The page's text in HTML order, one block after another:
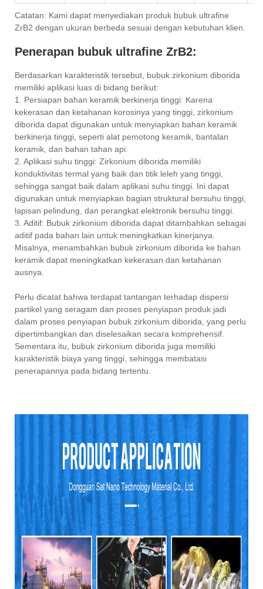
Catatan: Kami dapat menyediakan produk bubuk ultrafine
ZrB2 dengan ukuran berbeda sesuai dengan kebutuhan klien.
Penerapan bubuk ultrafine ZrB2:
Berdasarkan karakteristik tersebut, bubuk zirkonium diborida
memiliki aplikasi luas di bidang berikut:
1. Persiapan bahan keramik berkinerja tinggi: Karena
kekerasan dan ketahanan korosinya yang tinggi, zirkonium
diborida dapat digunakan untuk menyiapkan bahan keramik
berkinerja tinggi, seperti alat pemotong keramik, bantalan
keramik, dan bahan tahan api.
2. Aplikasi suhu tinggi: Zirkonium diborida memiliki
konduktivitas termal yang baik dan titik leleh yang tinggi,
sehingga sangat baik dalam aplikasi suhu tinggi. Ini dapat
digunakan untuk menyiapkan bagian struktural bersuhu tinggi,
lapisan pelindung, dan perangkat elektronik bersuhu tinggi.
3. Aditif: Bubuk zirkonium diborida dapat ditambahkan sebagai
aditif pada bahan lain untuk meningkatkan kinerjanya.
Misalnya, menambahkan bubuk zirkonium diborida ke bahan
keramik dapat meningkatkan kekerasan dan ketahanan
ausnya.
Perlu dicatat bahwa terdapat tantangan terhadap dispersi
partikel yang seragam dan proses penyiapan produk jadi
dalam proses penyiapan bubuk zirkonium diborida, yang perlu
dipertimbangkan dan diselesaikan secara komprehensif.
Sementara itu, bubuk zirkonium diborida juga memiliki
karakteristik biaya yang tinggi, sehingga membatasi
penerapannya pada bidang tertentu.